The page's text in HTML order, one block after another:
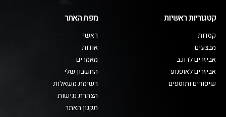
קטגוריות ראשיות
קסדות
מבצעים
אביזרים לרוכב
אביזרים לאופנוע
שיפורים ותוספים
מפת האתר
ראשי
אודות
מאמרים
החשבון שלי
רשימת משאלות
הצהרת נגישות
תקנון האתר